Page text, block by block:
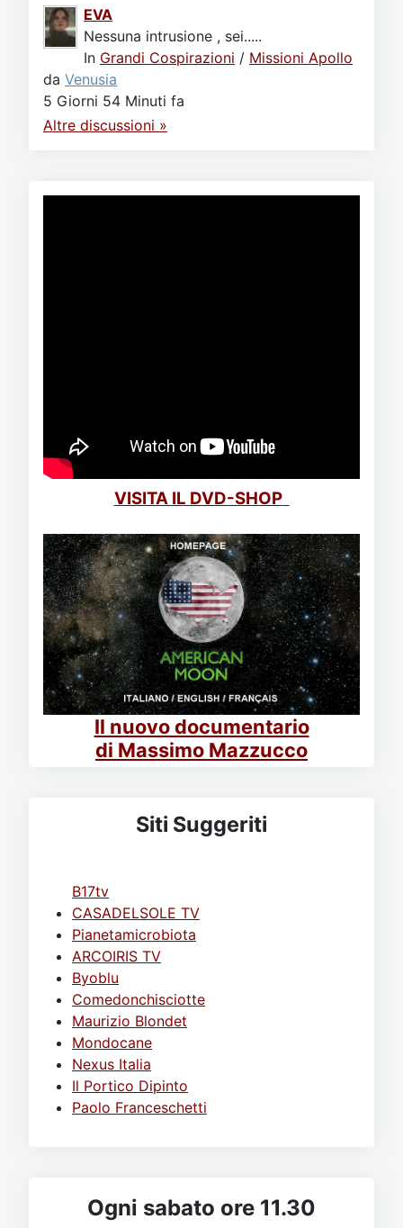
EVA
Nessuna intrusione , sei.....
In Grandi Cospirazioni / Missioni Apollo
da Venusia
5 Giorni 54 Minuti fa
Altre discussioni »
VISITA IL DVD-SHOP
Il nuovo documentario
di Massimo Mazzucco
Siti Suggeriti
B17tv
CASADELSOLE TV
Pianetamicrobiota
ARCOIRIS TV
Byoblu
Comedonchisciotte
Maurizio Blondet
Mondocane
Nexus Italia
Il Portico Dipinto
Paolo Franceschetti
Ogni sabato ore 11.30